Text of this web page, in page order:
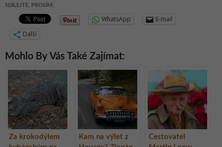
SDÍLEJTE, PROSÍM:
WhatsApp
E-mail
Další
Mohlo By Vás Také Zajímat:
Za krokodýlem
Kam na výlet z
Cestovatel